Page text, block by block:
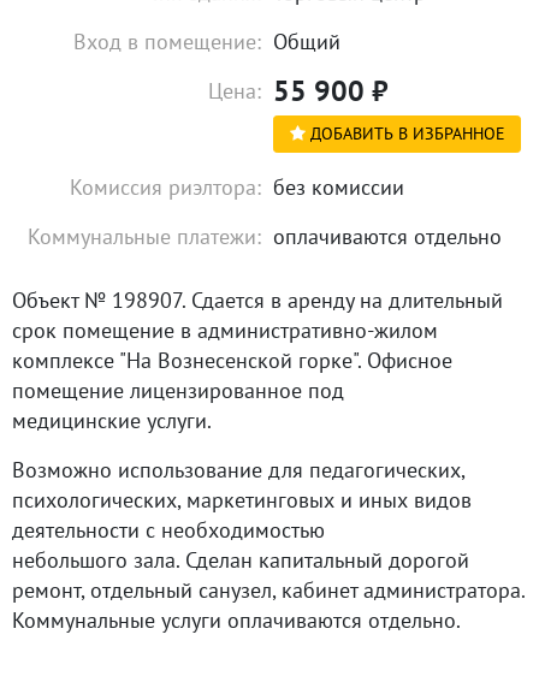
Вход в помещение: Общий
Цена: 55 900 ₽
ДОБАВИТЬ В ИЗБРАННОЕ
Комиссия риэлтора: без комиссии
Коммунальные платежи: оплачиваются отдельно
Объект № 198907. Сдается в аренду на длительный
срок помещение в административно-жилом
комплексе "На Вознесенской горке". Офисное
помещение лицензированное под
медицинские услуги.
Возможно использование для педагогических,
психологических, маркетинговых и иных видов
деятельности с необходимостью
небольшого зала. Сделан капитальный дорогой
ремонт, отдельный санузел, кабинет администратора.
Коммунальные услуги оплачиваются отдельно.